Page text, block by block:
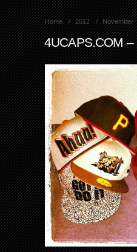
Home 2012 November
4UCAPS.COM